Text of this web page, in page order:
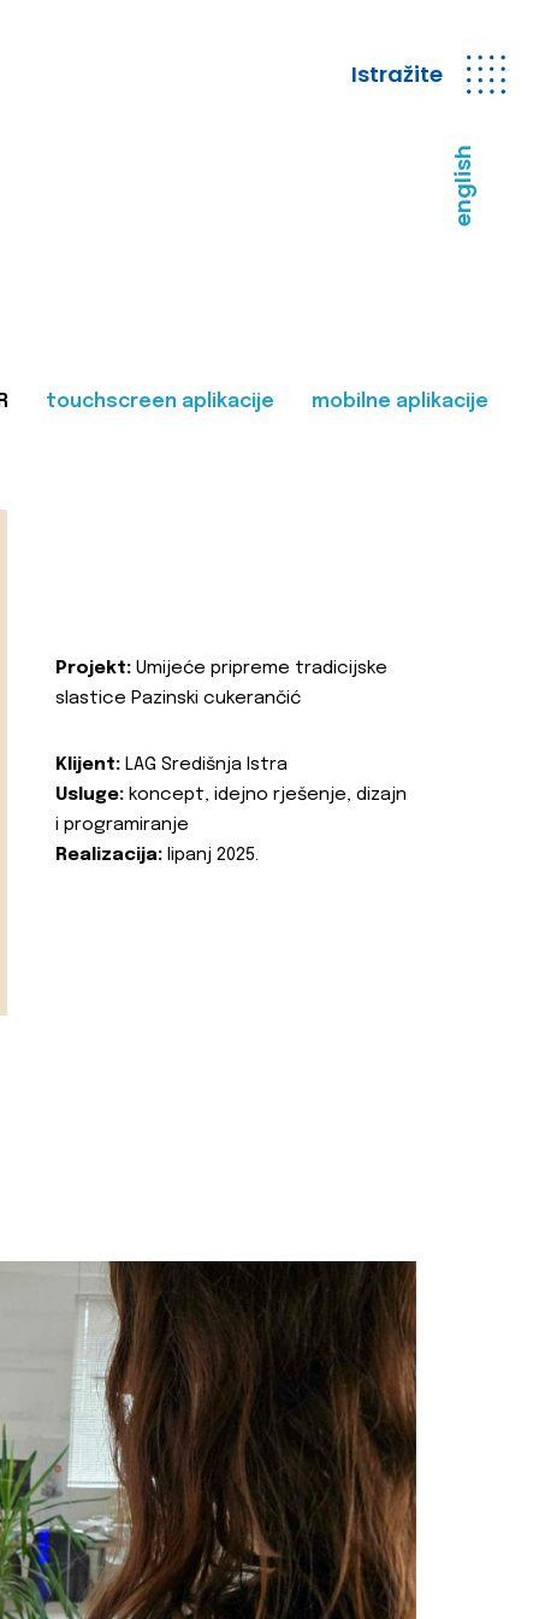
Istražite
english
touchscreen aplikacije mobilne aplikacije
Projekt: Umijeće pripreme tradicijske
slastice Pazinski cukerančić
Klijent: LAG Središnja Istra
Usluge: koncept, idejno rješenje, dizajn
i programiranje
Realizacija: lipanj 2025.